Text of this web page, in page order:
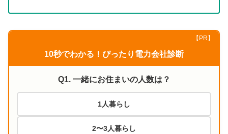
【PR】
10秒でわかる！ぴったり電力会社診断
Q1. 一緒にお住まいの人数は？
1人暮らし
2〜3人暮らし